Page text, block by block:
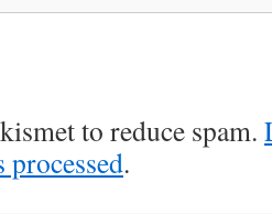
to reduce spam.
processed.